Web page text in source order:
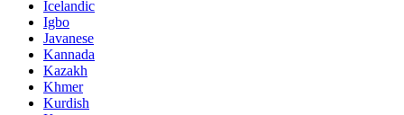
Icelandic
Igbo
Javanese
Kannada
Kazakh
Khmer
Kurdish